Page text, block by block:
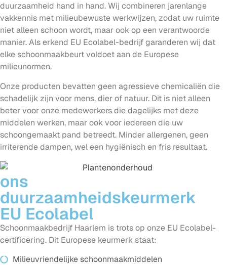
duurzaamheid hand in hand. Wij combineren jarenlange
vakkennis met milieubewuste werkwijzen, zodat uw ruimte
niet alleen schoon wordt, maar ook op een verantwoorde
manier. Als erkend EU Ecolabel-bedrijf garanderen wij dat
elke schoonmaakbeurt voldoet aan de Europese
milieunormen.
Onze producten bevatten geen agressieve chemicaliën die
schadelijk zijn voor mens, dier of natuur. Dit is niet alleen
beter voor onze medewerkers die dagelijks met deze
middelen werken, maar ook voor iedereen die uw
schoongemaakt pand betreedt. Minder allergenen, geen
irriterende dampen, wel een hygiënisch en fris resultaat.
ons
duurzaamheidskeurmerk
EU Ecolabel
Schoonmaakbedrijf Haarlem is trots op onze EU Ecolabel-
certificering. Dit Europese keurmerk staat:
Milieuvriendelijke schoonmaakmiddelen